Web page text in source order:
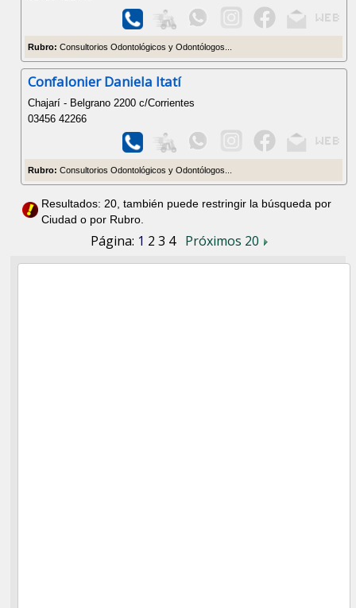
Rubro: Consultorios Odontológicos y Odontólogos...
Confalonier Daniela Itatí
Chajarí - Belgrano 2200 c/Corrientes
03456 42266
Rubro: Consultorios Odontológicos y Odontólogos...
Resultados: 20, también puede restringir la búsqueda por
Ciudad o por Rubro.
Página: 1 2 3 4 Próximos 20